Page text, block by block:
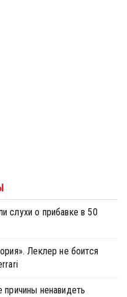
слухи о прибавке в 50
Леклер не боится
ненавидеть